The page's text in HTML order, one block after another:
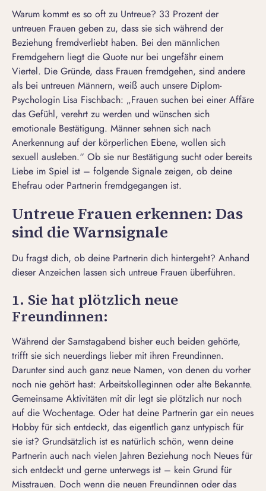
Warum kommt es so oft zu Untreue? 33 Prozent der
untreuen Frauen geben zu, dass sie sich während der
Beziehung fremdverliebt haben. Bei den männlichen
Fremdgehern liegt die Quote nur bei ungefähr einem
Viertel. Die Gründe, dass Frauen fremdgehen, sind andere
als bei untreuen Männern, weiß auch unsere Diplom-
Psychologin Lisa Fischbach: „Frauen suchen bei einer Affäre
das Gefühl, verehrt zu werden und wünschen sich
emotionale Bestätigung. Männer sehnen sich nach
Anerkennung auf der körperlichen Ebene, wollen sich
sexuell ausleben.“ Ob sie nur Bestätigung sucht oder bereits
Liebe im Spiel ist – folgende Signale zeigen, ob deine
Ehefrau oder Partnerin fremdgegangen ist.
Untreue Frauen erkennen: Das
sind die Warnsignale
Du fragst dich, ob deine Partnerin dich hintergeht? Anhand
dieser Anzeichen lassen sich untreue Frauen überführen.
1. Sie hat plötzlich neue
Freundinnen:
Während der Samstagabend bisher euch beiden gehörte,
trifft sie sich neuerdings lieber mit ihren Freundinnen.
Darunter sind auch ganz neue Namen, von denen du vorher
noch nie gehört hast: Arbeitskolleginnen oder alte Bekannte.
Gemeinsame Aktivitäten mit dir legt sie plötzlich nur noch
auf die Wochentage. Oder hat deine Partnerin gar ein neues
Hobby für sich entdeckt, das eigentlich ganz untypisch für
sie ist? Grundsätzlich ist es natürlich schön, wenn deine
Partnerin auch nach vielen Jahren Beziehung noch Neues für
sich entdeckt und gerne unterwegs ist – kein Grund für
Misstrauen. Doch wenn die neuen Freundinnen oder das